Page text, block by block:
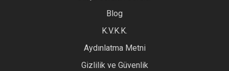
Ürün bilgilerinde hatalar bulunuyor.
Ürün fiyatı diğer sitelerden daha pahalı.
Blog
K.V.K.K.
Aydınlatma Metni
Gizlilik ve Güvenlik